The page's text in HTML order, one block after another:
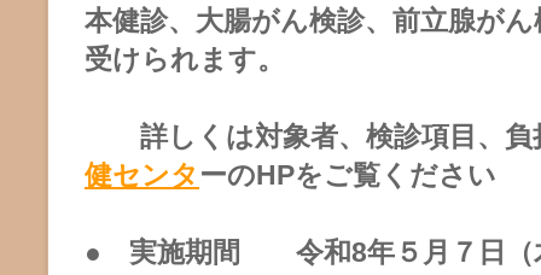
本健診、大腸がん検診、前立腺が
受けられます。
詳しくは対象者、検診項目、負
健センタ ーのHPをご覧ください
● 実施期間 令和8年５月７日（